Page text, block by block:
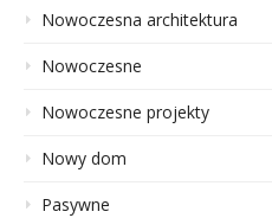
Nowoczesna architektura
Nowoczesne
Nowoczesne projekty
Nowy dom
Pasywne